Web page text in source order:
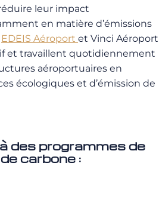
leur impact
en matière d’émissions
EDEIS Aéroport et Vinci Aéroport
et travaillent quotidiennement
aéroportuaires en
écologiques et d’émission de
des programmes de
carbone :